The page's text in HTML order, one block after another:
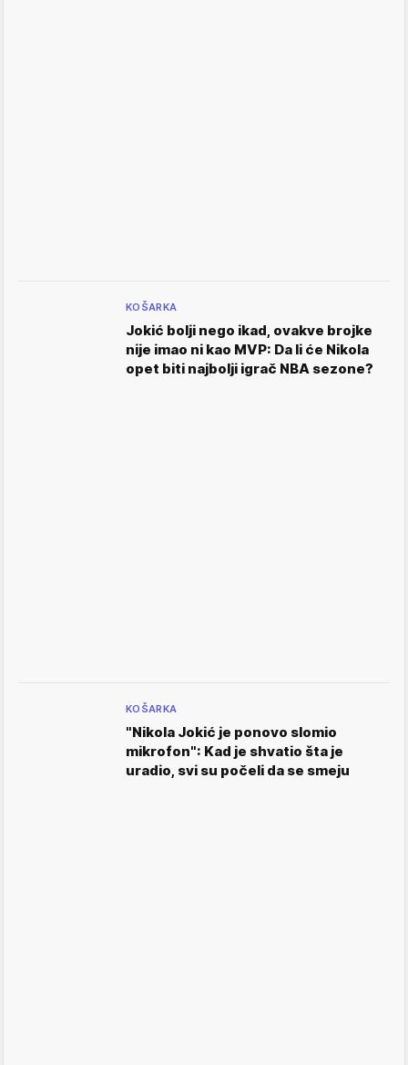
KOŠARKA
Jokić bolji nego ikad, ovakve brojke
nije imao ni kao MVP: Da li će Nikola
opet biti najbolji igrač NBA sezone?
KOŠARKA
"Nikola Jokić je ponovo slomio
mikrofon": Kad je shvatio šta je
uradio, svi su počeli da se smeju